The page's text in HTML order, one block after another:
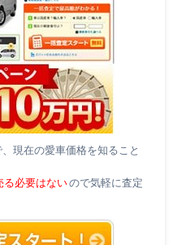
現在の愛車価格を知ること
る必要はないので気軽に査定